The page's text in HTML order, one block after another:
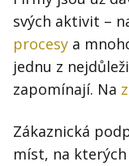
svých aktivit –
procesy a
jednu z
zapomínají. Na
Zákaznická
míst, na